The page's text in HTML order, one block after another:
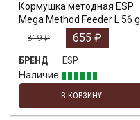
Кормушка методная ESP
Mega Method Feeder L 56 g
819₽ 655 ₽
БРЕНД
ESP
Наличие
В КОРЗИНУ